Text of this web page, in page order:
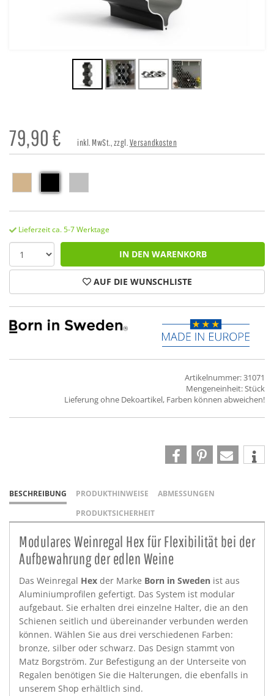
79,90€ inkl. MwSt., zzgl.Versandkosten
Lieferzeit ca. 5-7 Werktage
IN DEN WARENKORB
AUF DIE WUNSCHLISTE
Artikelnummer: 31071
Mengeneinheit: Stück
Lieferung ohne Dekoartikel, Farben können abweichen!
BESCHREIBUNG PRODUKTHINWEISE
ABMESSUNGEN
PRODUKTSICHERHEIT
Modulares Weinregal Hex für Flexibilität bei der
Aufbewahrung der edlen Weine
Das Weinregal Hex der Marke Born in Sweden ist aus
Aluminiumprofilen gefertigt. Das System ist modular
aufgebaut. Sie erhalten drei einzelne Halter, die an den
Schienen seitlich und übereinander verbunden werden
können. Wählen Sie aus drei verschiedenen Farben:
bronze, silber oder schwarz. Das Design stammt von
Matz Borgström. Zur Befestigung an der Unterseite von
Regalen benötigen Sie die Halterungen, die ebenfalls in
unserem Shop erhältlich sind.